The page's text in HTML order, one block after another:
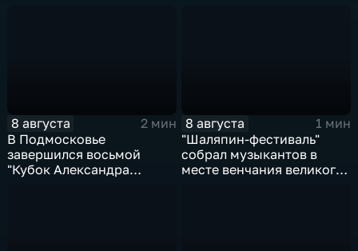
8 августа
2 мин
В Подмосковье
завершился восьмой
"Кубок Александра
8 августа
1 мин
"Шаляпин‑фестиваль"
собрал музыкантов в
месте венчания великого